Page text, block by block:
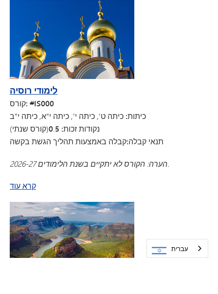
לימודי רוסיה
קורס: #IS000
כיתות: כיתה ט', כיתה י', כיתה י"א, כיתה י"ב
נקודות זכות: 0 .5 (קורס שנתי)
תנאי קבלה:קבלה באמצעות תהליך הגשת בקשה
הערה: הקורס לא יתקיים בשנת הלימודים 2026-27.
קרא עודעל לימודי רוסיה
עברית